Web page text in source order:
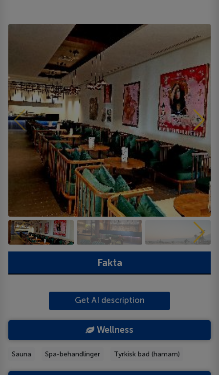
Fakta
Get AI description
Wellness
Sauna Spa-behandlinger Tyrkisk bad (hamam)